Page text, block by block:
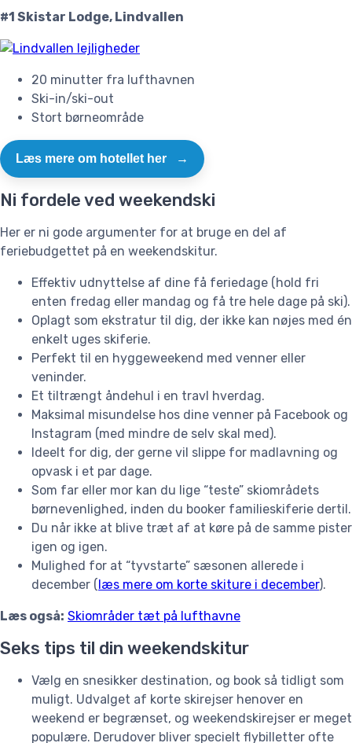
#1 Skistar Lodge, Lindvallen
20 minutter fra lufthavnen
Ski-in/ski-out
Stort børneområde
Læs mere om hotellet her →
Ni fordele ved weekendski
Her er ni gode argumenter for at bruge en del af
feriebudgettet på en weekendskitur.
Effektiv udnyttelse af dine få feriedage (hold fri
enten fredag eller mandag og få tre hele dage på ski).
Oplagt som ekstratur til dig, der ikke kan nøjes med én
enkelt uges skiferie.
Perfekt til en hyggeweekend med venner eller
veninder.
Et tiltrængt åndehul i en travl hverdag.
Maksimal misundelse hos dine venner på Facebook og
Instagram (med mindre de selv skal med).
Ideelt for dig, der gerne vil slippe for madlavning og
opvask i et par dage.
Som far eller mor kan du lige “teste” skiområdets
børnevenlighed, inden du booker familieskiferie dertil.
Du når ikke at blive træt af at køre på de samme pister
igen og igen.
Mulighed for at “tyvstarte” sæsonen allerede i
december (læs mere om korte skiture i december).
Læs også: Skiområder tæt på lufthavne
Seks tips til din weekendskitur
Vælg en snesikker destination, og book så tidligt som
muligt. Udvalget af korte skirejser henover en
weekend er begrænset, og weekendskirejser er meget
populære. Derudover bliver specielt flybilletter ofte